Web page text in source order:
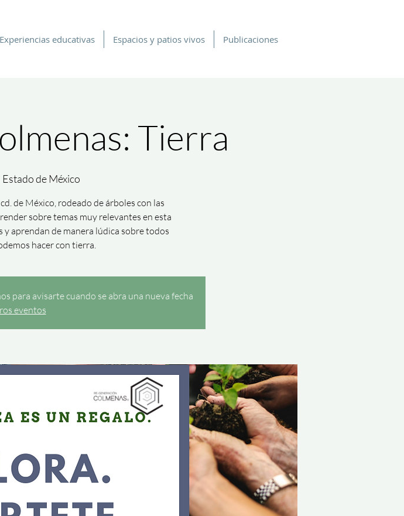
Experiencias educativas Espacios y patios vivos Publicaciones
Tierra
Estado de México
de México, rodeado de árboles con las
sobre temas muy relevantes en esta
y aprendan de manera lúdica sobre todos
hacer con tierra.
para avisarte cuando se abra una nueva fecha
eventos